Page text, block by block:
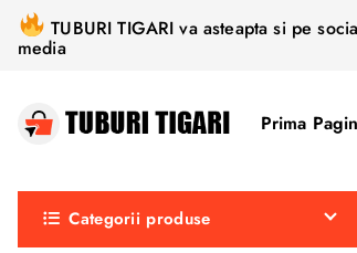
TUBURI TIGARI va asteapta si pe
media
Prima
Categorii produse